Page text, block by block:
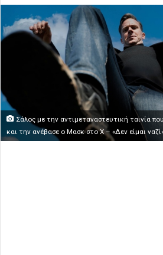
Σάλος με την αντιμεταναστευτική ταινία
και την ανέβασε ο Μασκ στο X – «Δεν είμαι